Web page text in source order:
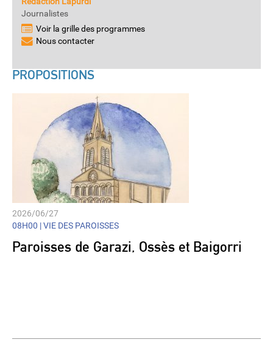
Journalistes
Voir la grille des programmes
Nous contacter
PROPOSITIONS
2026/06/27
08H00 |VIE DES PAROISSES
Paroisses de Garazi, Ossès et Baigorri